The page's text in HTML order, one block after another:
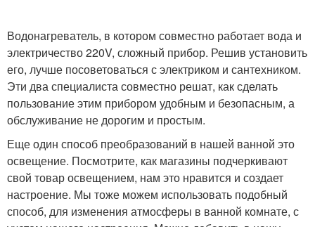
Водонагреватель, в котором совместно работает вода и
электричество 220V, сложный прибор. Решив установить
его, лучше посоветоваться с электриком и сантехником.
Эти два специалиста совместно решат, как сделать
пользование этим прибором удобным и безопасным, а
обслуживание не дорогим и простым.
Еще один способ преобразований в нашей ванной это
освещение. Посмотрите, как магазины подчеркивают
свой товар освещением, нам это нравится и создает
настроение. Мы тоже можем использовать подобный
способ, для изменения атмосферы в ванной комнате, с